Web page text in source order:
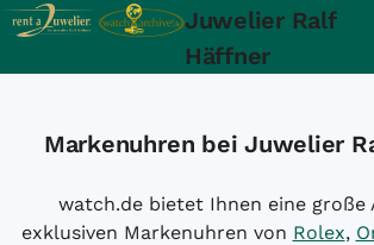
Juwelier Ralf
Häffner
Markenuhren bei Juwelier
watch.de bietet Ihnen eine große
exklusiven Markenuhren von Rolex,